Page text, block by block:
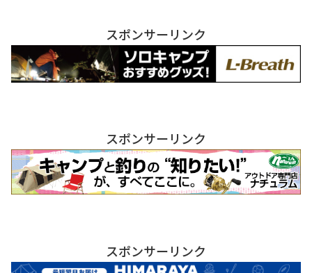
スポンサーリンク
スポンサーリンク
スポンサーリンク